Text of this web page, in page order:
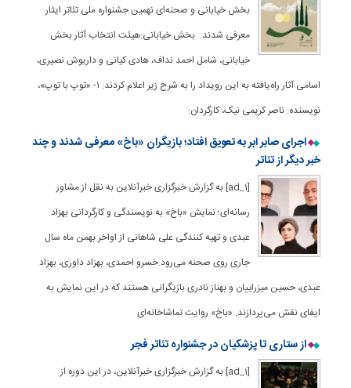
بخش خیابانی و صحنه‌ای نهمین جشنواره ملی تئاتر ایثار
معرفی شدند. بخش خیابانی:هیئت انتخاب آثار بخش
خیابانی، شامل احمد نداف، هادی کیانی و داریوش نصیری،
اسامی آثار راه‌یافته به این رویداد را به شرح زیر اعلام کردند: ۱- «توپ با توپ»،
نویسنده: ناصر کریمی نیک، کارگردان:
اجرای صابر ابر به تعویق افتاد؛ بازیگران «باخ» معرفی شدند و چند
خبر دیگر از تئاتر
[ad_1] به گزارش خبرگزاری خبرآنلاین به نقل از مشاور
رسانه‌ای؛ نمایش «باخ» به نویسندگی و کارگردانی بهزاد
عبدی و تهیه کنندگی علی شاهانی از اواخر بهمن ماه سال
جاری روی صحنه می‌رود.خسرو احمدی، بهزاد داوری، بهزاد
عبدی، حسین میزراییان و بهناز نادری بازیگرانی هستند که در این نمایش به
ایفای نقش می‌پردازند. «باخ» روایت تماشاخانه‌ای
از ستاری تا پزشکیان در جشنواره تئاتر فجر
[ad_1] به گزارش خبرگزاری خبرآنلاین، در این دوره از